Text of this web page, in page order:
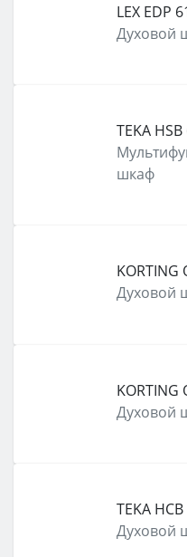
LEX EDP
Духовой
TEKA
шкаф
KORTING
Духовой
KORTING
Духовой
TEKA
Духовой